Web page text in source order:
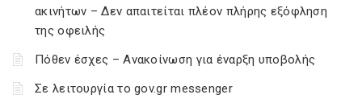
ακινήτων – Δεν απαιτείται πλέον πλήρης εξόφληση
της οφειλής
Πόθεν έσχες – Ανακοίνωση για έναρξη υποβολής
Σε λειτουργία το gov.gr messenger